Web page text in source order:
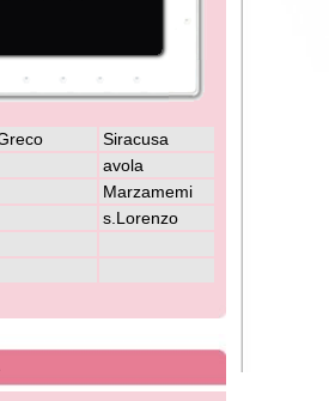
della Chiesa
alla fine
la data.
leggendari,
di cui la